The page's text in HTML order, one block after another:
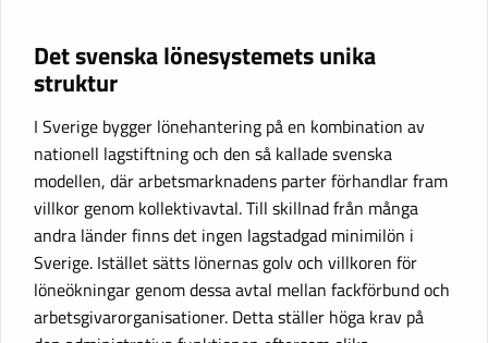
Det svenska lönesystemets unika
struktur
I Sverige bygger lönehantering på en kombination av
nationell lagstiftning och den så kallade svenska
modellen, där arbetsmarknadens parter förhandlar fram
villkor genom kollektivavtal. Till skillnad från många
andra länder finns det ingen lagstadgad minimilön i
Sverige. Istället sätts lönernas golv och villkoren för
löneökningar genom dessa avtal mellan fackförbund och
arbetsgivarorganisationer. Detta ställer höga krav på